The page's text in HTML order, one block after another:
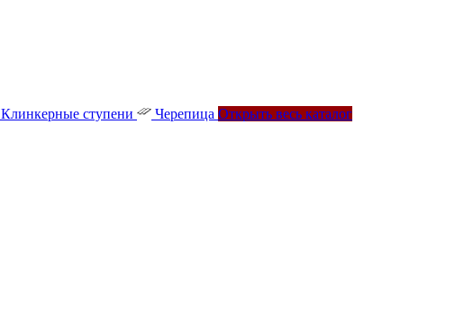
Клинкерные ступени Черепица Открыть весь каталог